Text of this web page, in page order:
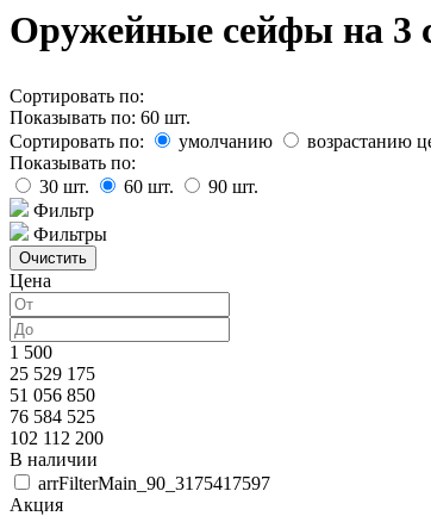
Оружейные сейфы на 3
Сортировать по:
Показывать по: 60 шт.
Сортировать по:
умолчанию возрастанию
Показывать по:
30 шт. 60 шт. 90 шт.
Фильтр
Фильтры
Цена
1 500
25 529 175
51 056 850
76 584 525
102 112 200
В наличии
arrFilterMain_90_3175417597
Акция